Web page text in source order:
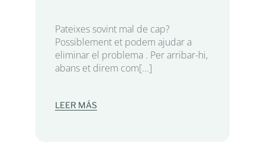
Pateixes sovint mal de cap?
Possiblement et podem ajudar a
eliminar el problema . Per arribar-hi,
abans et direm com[...]
LEER MÁS